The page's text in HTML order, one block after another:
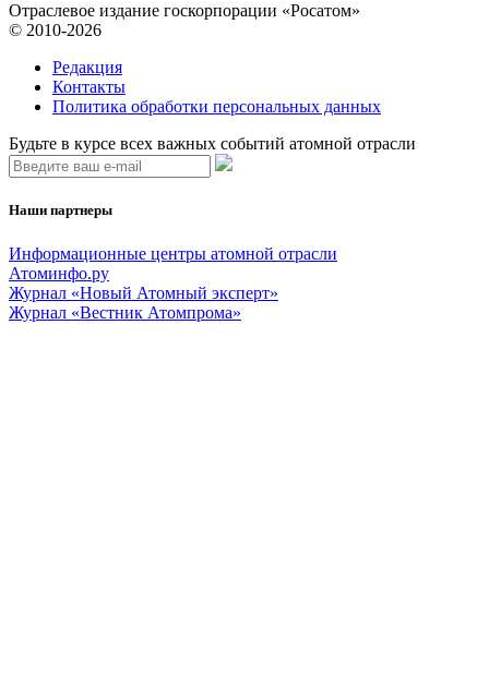
Отраслевое издание госкорпорации «Росатом»
© 2010-2026
Редакция
Контакты
Политика обработки персональных данных
Будьте в курсе всех важных событий атомной отрасли
Наши партнеры
Информационные центры атомной отрасли
Атоминфо.ру
Журнал «Новый Атомный эксперт»
Журнал «Вестник Атомпрома»